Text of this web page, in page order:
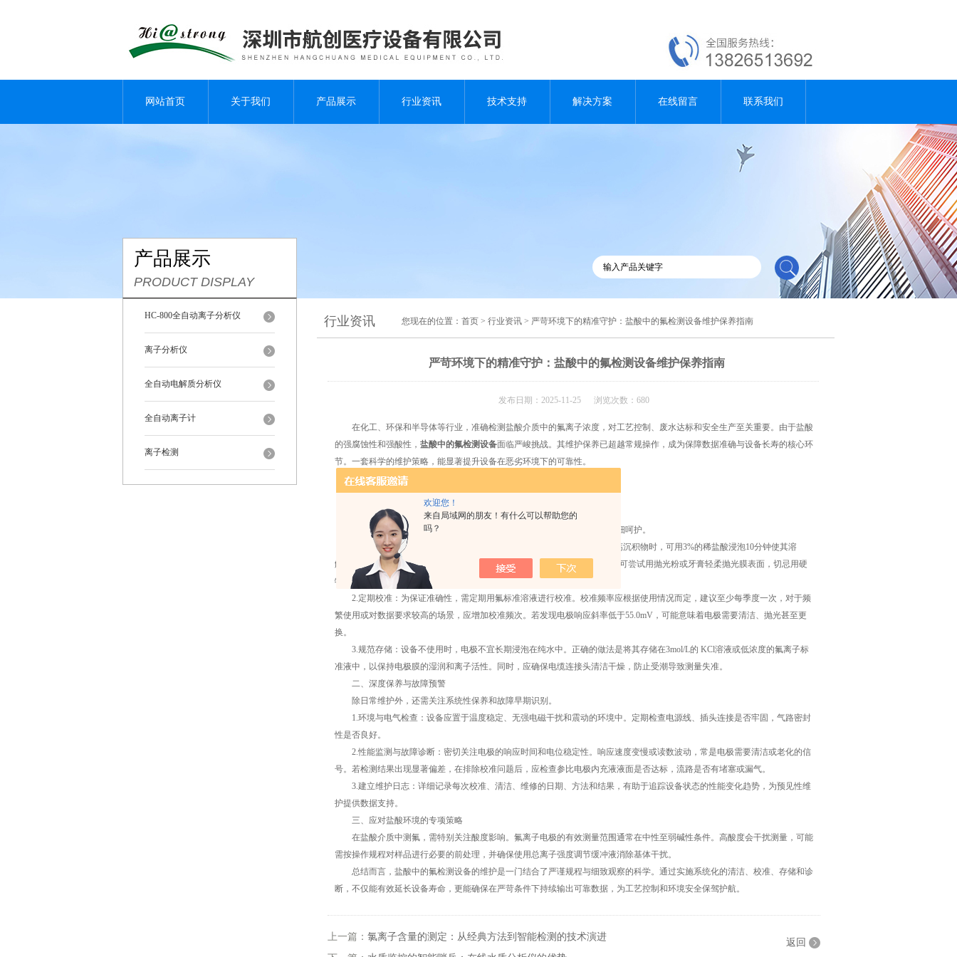
欢迎您！
来自局域网的朋友！有什么可以帮助您的
吗？
网站首页 关于我们 产品展示 行业资讯 技术支持 解决方案 在线留言 联系我们
产品展示
PRODUCT DISPLAY
HC-800全自动离子分析仪
离子分析仪
全自动电解质分析仪
全自动离子计
离子检测
行业资讯 您现在的位置： 首页 > 行业资讯 > 严苛环境下的精准守护：盐酸中的氟检测设备维护保养指南
严苛环境下的精准守护：盐酸中的氟检测设备维护保养指南
发布日期：2025-11-25 浏览次数：680
在化工、环保和半导体等行业，准确检测盐酸介质中的氟离子浓度，对工艺控制、废水达标和安全生产至关重要。由于盐酸
的强腐蚀性和强酸性， 盐酸中的氟检测设备面临严峻挑战。其维护保养已超越常规操作，成为保障数据准确与设备长寿的核心环
节。一套科学的维护策略，能显著提升设备在恶劣环境下的可靠性。
一、日常维护：清洁、校准与存储
日常维护是盐酸中的氟检测设备保养的第一道防线，核心在于电极的精细呵护。
1.电极清洁：氟离子电极的氟化镧单晶膜是敏感核心。当电极表面出现钙沉积物时，可用3%的稀盐酸浸泡10分钟使其溶
解，然后用自来水充分冲洗，再在3M KCl溶液中浸泡活化。若沉积物顽固，可尝试用抛光粉或牙膏轻柔抛光膜表面，切忌用硬
物刮擦。
2.定期校准：为保证准确性，需定期用氟标准溶液进行校准。校准频率应根据使用情况而定，建议至少每季度一次，对于频
繁使用或对数据要求较高的场景，应增加校准频次。若发现电极响应斜率低于55.0mV，可能意味着电极需要清洁、抛光甚至更
换。
3.规范存储：设备不使用时，电极不宜长期浸泡在纯水中。正确的做法是将其存储在3mol/L的 KCl溶液或低浓度的氟离子标
准液中，以保持电极膜的湿润和离子活性。同时，应确保电缆连接头清洁干燥，防止受潮导致测量失准。
二、深度保养与故障预警
除日常维护外，还需关注系统性保养和故障早期识别。
1.环境与电气检查：设备应置于温度稳定、无强电磁干扰和震动的环境中。定期检查电源线、插头连接是否牢固，气路密封
性是否良好。
2.性能监测与故障诊断：密切关注电极的响应时间和电位稳定性。响应速度变慢或读数波动，常是电极需要清洁或老化的信
号。若检测结果出现显著偏差，在排除校准问题后，应检查参比电极内充液液面是否达标，流路是否有堵塞或漏气。
3.建立维护日志：详细记录每次校准、清洁、维修的日期、方法和结果，有助于追踪设备状态的性能变化趋势，为预见性维
护提供数据支持。
三、应对盐酸环境的专项策略
在盐酸介质中测氟，需特别关注酸度影响。氟离子电极的有效测量范围通常在中性至弱碱性条件。高酸度会干扰测量，可能
需按操作规程对样品进行必要的前处理，并确保使用总离子强度调节缓冲液消除基体干扰。
总结而言，盐酸中的氟检测设备的维护是一门结合了严谨规程与细致观察的科学。通过实施系统化的清洁、校准、存储和诊
断，不仅能有效延长设备寿命，更能确保在严苛条件下持续输出可靠数据，为工艺控制和环境安全保驾护航。
上一篇： 氯离子含量的测定：从经典方法到智能检测的技术演进
返回